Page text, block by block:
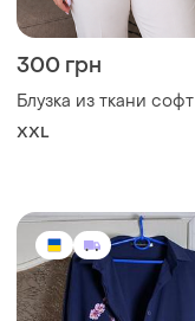
300 грн
Блузка из ткани софт
XXL